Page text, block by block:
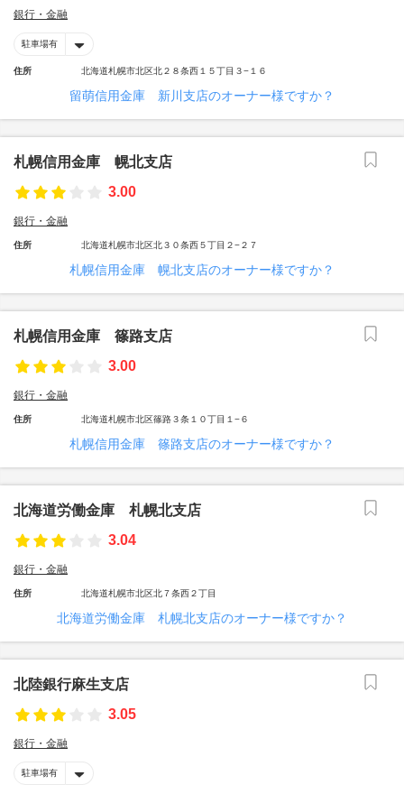
銀行・金融
駐車場有
住所 北海道札幌市北区北２８条西１５丁目３−１６
留萌信用金庫 新川支店のオーナー様ですか？
札幌信用金庫 幌北支店
3.00
銀行・金融
住所 北海道札幌市北区北３０条西５丁目２−２７
札幌信用金庫 幌北支店のオーナー様ですか？
札幌信用金庫 篠路支店
3.00
銀行・金融
住所 北海道札幌市北区篠路３条１０丁目１−６
札幌信用金庫 篠路支店のオーナー様ですか？
北海道労働金庫 札幌北支店
3.04
銀行・金融
住所 北海道札幌市北区北７条西２丁目
北海道労働金庫 札幌北支店のオーナー様ですか？
北陸銀行麻生支店
3.05
銀行・金融
駐車場有